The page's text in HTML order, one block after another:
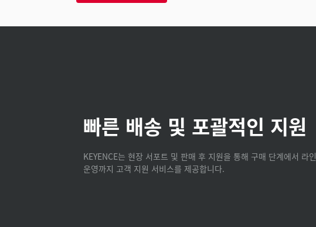
빠른 배송 및 포괄적인 지원
KEYENCE는 현장 서포트 및 판매 후 지원을 통해 구매 단계에서 라인
운영까지 고객 지원 서비스를 제공합니다.